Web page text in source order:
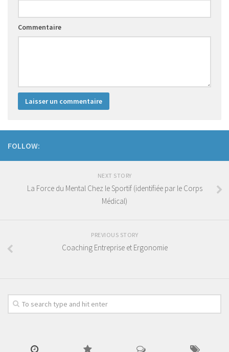
Coaching Mental
Se connecter
Commentaire
FOLLOW:
NEXT STORY
La Force du Mental Chez le Sportif (identifiée par le Corps
Médical)
PREVIOUS STORY
Coaching Entreprise et Ergonomie